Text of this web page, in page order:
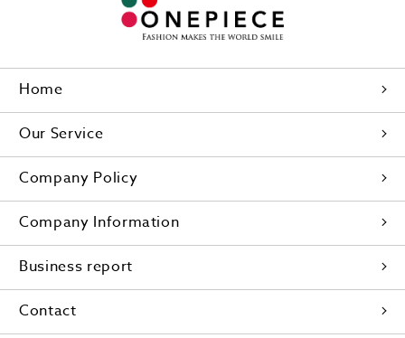
Home
Our Service
Company Policy
Company Information
Business report
Contact